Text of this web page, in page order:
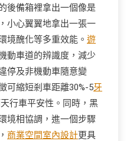
後備箱裡拿出一個像是
，小心翼翼地拿出一張一
境醜化等多重效能。 遊
動車道的辨識度，減少
停及非機動車隨意變
可縮短剎車距離30%-5牙
行車平安性。同時，黑
境相協調，進一個步驟
商業空間室內設計更具